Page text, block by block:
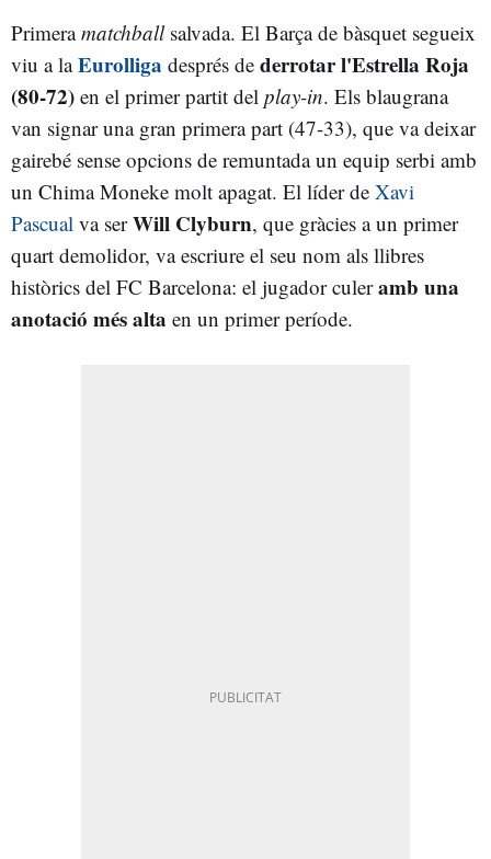
Primeramatchballsalvada. El Barça de bàsquet segueix
viu a laEurolliga després de derrotar l'Estrella Roja
(80-72) en el primer partit del play-in. Els blaugrana
van signar una gran primera part (47-33), que va deixar
gairebé sense opcions de remuntada un equip serbi amb
un Chima Moneke molt apagat. El líder de Xavi
Pascual va serWill Clyburn, que gràcies a un primer
quart demolidor, va escriure el seu nom als llibres
històrics del FC Barcelona: el jugador culeramb una
anotació més alta en un primer període.